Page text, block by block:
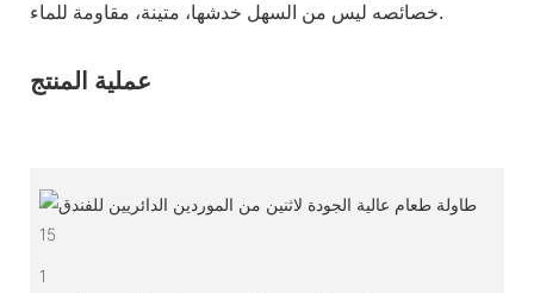
خصائصه ليس من السهل خدشها، متينة، مقاومة للماء.
عملية المنتج
1